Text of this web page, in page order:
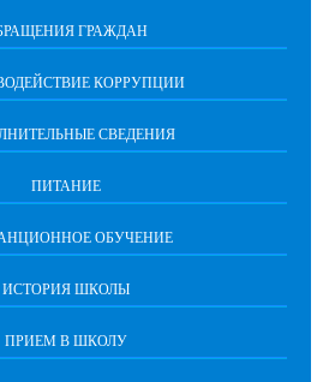
ГРАЖДАН
КОРРУПЦИИ
СВЕДЕНИЯ
ПИТАНИЕ
ОБУЧЕНИЕ
ИСТОРИЯ ШКОЛЫ
ПРИЕМ В ШКОЛУ